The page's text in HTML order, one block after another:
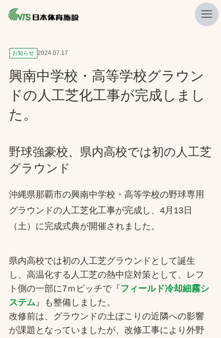
私たちの強み
ニュース
プレスリリース
レポート
施工・管理実績一覧
会社概要
採用情報
検索
お取引先の皆様へ
プライバシーポリシー
ソーシャルメディアポリシー
Instagram
FacebookYouTube
お知らせ 2024.07.17
興南中学校・高等学校グラウン
ドの人工芝化工事が完成しまし
た。
野球強豪校、県内高校では初の人工芝
グラウンド
沖縄県那覇市の興南中学校・高等学校の野球専用
グラウンドの人工芝化工事が完成し、4月13日
（土）に完成式典が開催されました。
県内高校では初の人工芝グラウンドとして誕生
し、高温化する人工芝の熱中症対策として、レフ
ト側の一部に7ｍピッチで『 フィールド冷却細霧シ
ステム 』も整備しました。
改修前は、グラウンドの土ぼこりの近隣への影響
が課題となっていましたが、改修工事により外野